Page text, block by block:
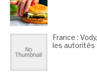
France :
les autorités